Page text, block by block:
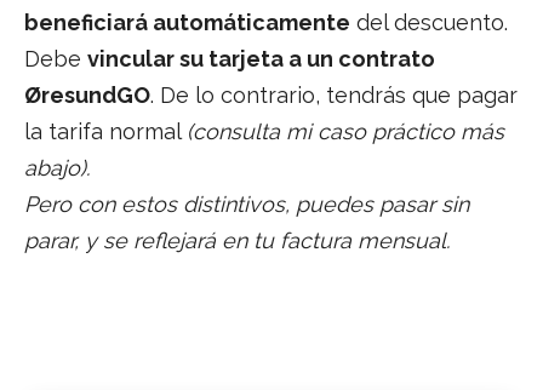
beneficiará automáticamente del descuento.
Debe vincular su tarjeta a un contrato
ØresundGO. De lo contrario, tendrás que pagar
la tarifa normal (consulta mi caso práctico más
abajo).
Pero con estos distintivos, puedes pasar sin
parar, y se reflejará en tu factura mensual.